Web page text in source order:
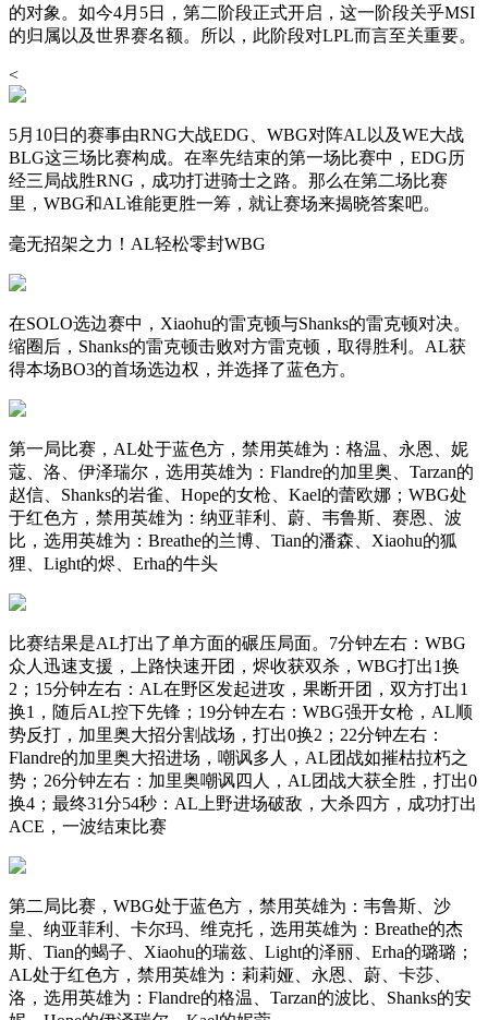
的对象。如今4月5日，第二阶段正式开启，这一阶段关乎MSI
的归属以及世界赛名额。所以，此阶段对LPL而言至关重要。
<
5月10日的赛事由RNG大战EDG、WBG对阵AL以及WE大战
BLG这三场比赛构成。在率先结束的第一场比赛中，EDG历
经三局战胜RNG，成功打进骑士之路。那么在第二场比赛
里，WBG和AL谁能更胜一筹，就让赛场来揭晓答案吧。
毫无招架之力！AL轻松零封WBG
在SOLO选边赛中，Xiaohu的雷克顿与Shanks的雷克顿对决。
缩圈后，Shanks的雷克顿击败对方雷克顿，取得胜利。AL获
得本场BO3的首场选边权，并选择了蓝色方。
第一局比赛，AL处于蓝色方，禁用英雄为：格温、永恩、妮
蔻、洛、伊泽瑞尔，选用英雄为：Flandre的加里奥、Tarzan的
赵信、Shanks的岩雀、Hope的女枪、Kael的蕾欧娜；WBG处
于红色方，禁用英雄为：纳亚菲利、蔚、韦鲁斯、赛恩、波
比，选用英雄为：Breathe的兰博、Tian的潘森、Xiaohu的狐
狸、Light的烬、Erha的牛头
比赛结果是AL打出了单方面的碾压局面。7分钟左右：WBG
众人迅速支援，上路快速开团，烬收获双杀，WBG打出1换
2；15分钟左右：AL在野区发起进攻，果断开团，双方打出1
换1，随后AL控下先锋；19分钟左右：WBG强开女枪，AL顺
势反打，加里奥大招分割战场，打出0换2；22分钟左右：
Flandre的加里奥大招进场，嘲讽多人，AL团战如摧枯拉朽之
势；26分钟左右：加里奥嘲讽四人，AL团战大获全胜，打出0
换4；最终31分54秒：AL上野进场破敌，大杀四方，成功打出
ACE，一波结束比赛
第二局比赛，WBG处于蓝色方，禁用英雄为：韦鲁斯、沙
皇、纳亚菲利、卡尔玛、维克托，选用英雄为：Breathe的杰
斯、Tian的蝎子、Xiaohu的瑞兹、Light的泽丽、Erha的璐璐；
AL处于红色方，禁用英雄为：莉莉娅、永恩、蔚、卡莎、
洛，选用英雄为：Flandre的格温、Tarzan的波比、Shanks的安